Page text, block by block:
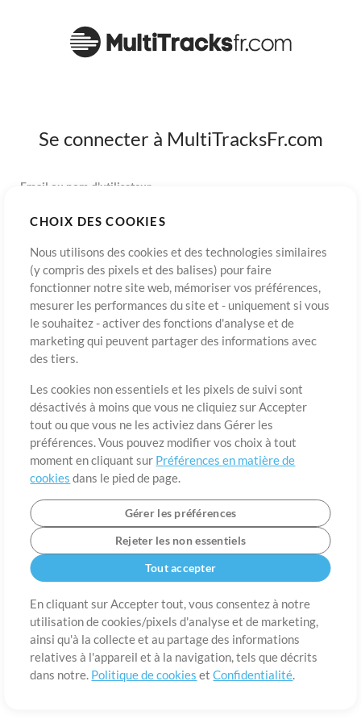
CHOIX DES COOKIES
Nous utilisons des cookies et des technologies similaires
(y compris des pixels et des balises) pour faire
fonctionner notre site web, mémoriser vos préférences,
mesurer les performances du site et - uniquement si vous
le souhaitez - activer des fonctions d'analyse et de
marketing qui peuvent partager des informations avec
des tiers.
Les cookies non essentiels et les pixels de suivi sont
désactivés à moins que vous ne cliquiez sur Accepter
tout ou que vous ne les activiez dans Gérer les
préférences. Vous pouvez modifier vos choix à tout
moment en cliquant sur Préférences en matière de
cookies dans le pied de page.
Gérer les préférences
Rejeter les non essentiels
Tout accepter
En cliquant sur Accepter tout, vous consentez à notre
utilisation de cookies/pixels d'analyse et de marketing,
ainsi qu'à la collecte et au partage des informations
relatives à l'appareil et à la navigation, tels que décrits
dans notre. Politique de cookies etConfidentialité.
Se connecter à MultiTracksFr.com
Email ou nom d'utilisateur
S’inscrireMot de passe oublié? Connexion
matière de cookies
Contact
©2006-2026 par MultiTracks LLC. Tous droits réservés.